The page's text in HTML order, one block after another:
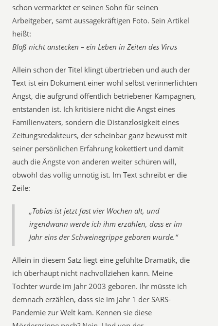
schon vermarktet er seinen Sohn für seinen
Arbeitgeber, samt aussagekräftigen Foto. Sein Artikel
heißt:
Bloß nicht anstecken – ein Leben in Zeiten des Virus
Allein schon der Titel klingt übertrieben und auch der
Text ist ein Dokument einer wohl selbst verinnerlichten
Angst, die aufgrund öffentlich betriebener Kampagnen,
entstanden ist. Ich kritisiere nicht die Angst eines
Familienvaters, sondern die Distanzlosigkeit eines
Zeitungsredakteurs, der scheinbar ganz bewusst mit
seiner persönlichen Erfahrung kokettiert und damit
auch die Ängste von anderen weiter schüren will,
obwohl das völlig unnötig ist. Im Text schreibt er die
Zeile:
„Tobias ist jetzt fast vier Wochen alt, und
irgendwann werde ich ihm erzählen, dass er im
Jahr eins der Schweinegrippe geboren wurde.“
Allein in diesem Satz liegt eine gefühlte Dramatik, die
ich überhaupt nicht nachvollziehen kann. Meine
Tochter wurde im Jahr 2003 geboren. Ihr müsste ich
demnach erzählen, dass sie im Jahr 1 der SARS-
Pandemie zur Welt kam. Kennen sie diese